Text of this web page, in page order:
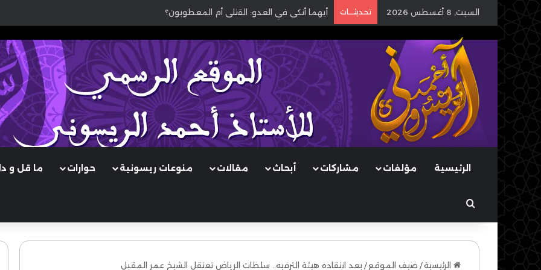
السبت, 8 أغسطس 2026 تحديثـــات أيهما أنكى في العدو: القتلى أم المعطوبون؟
الرئيسية مؤلفات مشاركات أبحاث مقالات منوعات ريسونية حوارات ما قل و
بحث عن
الرئيسية/ ضيف الموقع / بعد انتقاده هيئة الترفيه.. سلطات الرياض تعتقل الشيخ عمر المقبل